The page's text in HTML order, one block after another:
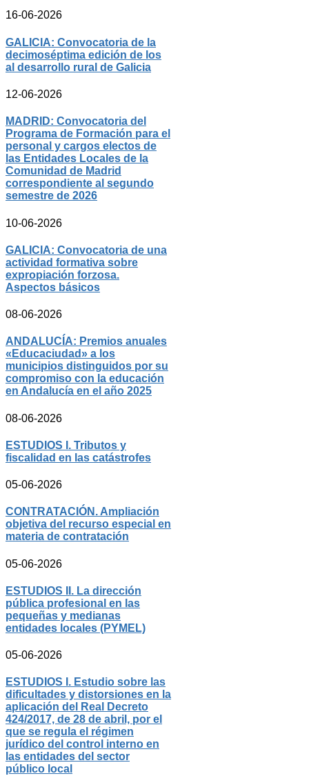
16-06-2026
GALICIA: Convocatoria de la
decimoséptima edición de los
al desarrollo rural de Galicia
12-06-2026
MADRID: Convocatoria del
Programa de Formación para el
personal y cargos electos de
las Entidades Locales de la
Comunidad de Madrid
correspondiente al segundo
semestre de 2026
10-06-2026
GALICIA: Convocatoria de una
actividad formativa sobre
expropiación forzosa.
Aspectos básicos
08-06-2026
ANDALUCÍA: Premios anuales
«Educaciudad» a los
municipios distinguidos por su
compromiso con la educación
en Andalucía en el año 2025
08-06-2026
ESTUDIOS I. Tributos y
fiscalidad en las catástrofes
05-06-2026
CONTRATACIÓN. Ampliación
objetiva del recurso especial en
materia de contratación
05-06-2026
ESTUDIOS II. La dirección
pública profesional en las
pequeñas y medianas
entidades locales (PYMEL)
05-06-2026
ESTUDIOS I. Estudio sobre las
dificultades y distorsiones en la
aplicación del Real Decreto
424/2017, de 28 de abril, por el
que se regula el régimen
jurídico del control interno en
las entidades del sector
público local